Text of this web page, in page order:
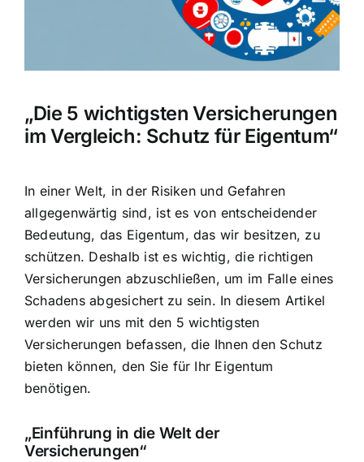
Weitere Tarifvergleiche
„Die 5 wichtigsten Versicherungen
im Vergleich: Schutz für Eigentum“
In einer Welt, in der Risiken und Gefahren
allgegenwärtig sind, ist es von entscheidender
Bedeutung, das Eigentum, das wir besitzen, zu
schützen. Deshalb ist es wichtig, die richtigen
Versicherungen abzuschließen, um im Falle eines
Schadens abgesichert zu sein. In diesem Artikel
werden wir uns mit den 5 wichtigsten
Versicherungen befassen, die Ihnen den Schutz
bieten können, den Sie für Ihr Eigentum
benötigen.
„Einführung in die Welt der
Versicherungen“